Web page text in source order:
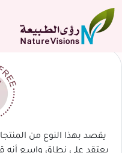
المنتجات خالي من
يقصد بهذا النوع من